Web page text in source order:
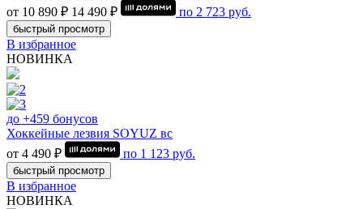
от 10 890 ₽ 14 490 ₽ по 2 723 руб.
быстрый просмотр
В избранное
НОВИНКА
до +459 бонусов
Хоккейные лезвия SOYUZ вс
от 4 490 ₽
по 1 123 руб.
быстрый просмотр
В избранное
НОВИНКА